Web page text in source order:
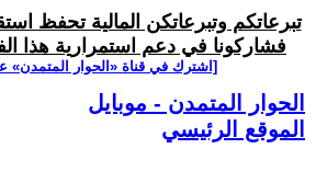
تبرعاتكم وتبرعاتكن المالية تحفظ
فشاركونا في دعم استمرارية هذا
[اشترك في قناة ‫«الحوار المتمدن»
الحوار المتمدن - موبايل
الموقع الرئيسي